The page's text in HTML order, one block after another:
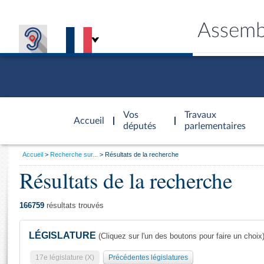
Accueil
d'accueil
Vos
députés
Travaux
parlementaires
Général
Vous
Accueil Recherche sur... Résultats de la recherche
Résultats de la recherche
166759 résultats trouvés
LÉGISLATURE (Cliquez sur l'un des boutons pour faire un choix)
17e législature (X) Précédentes législatures